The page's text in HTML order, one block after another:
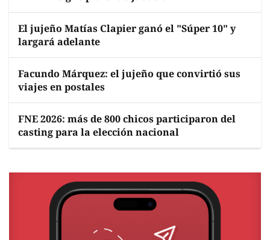
El jujeño Matías Clapier ganó el "Súper 10" y
largará adelante
Facundo Márquez: el jujeño que convirtió sus
viajes en postales
FNE 2026: más de 800 chicos participaron del
casting para la elección nacional